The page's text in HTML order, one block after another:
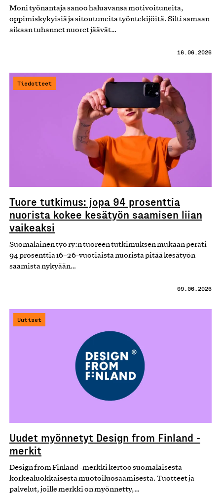
Moni työnantaja sanoo haluavansa motivoituneita,
oppimiskykyisiä ja sitoutuneita työntekijöitä. Silti samaan
aikaan tuhannet nuoret jäävät…
16.06.2026
Tiedotteet
Tuore tutkimus: jopa 94 prosenttia
nuorista kokee kesätyön saamisen liian
vaikeaksi
Suomalainen työ ry:n tuoreen tutkimuksen mukaan peräti
94 prosenttia 16–26-vuotiaista nuorista pitää kesätyön
saamista nykyään…
09.06.2026
Uutiset
Uudet myönnetyt Design from Finland -
merkit
Design from Finland -merkki kertoo suomalaisesta
korkealuokkaisesta muotoiluosaamisesta. Tuotteet ja
palvelut, joille merkki on myönnetty,…